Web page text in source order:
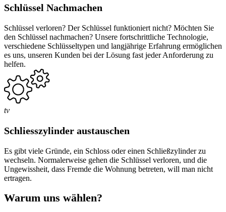
Schlüssel Nachmachen
Schlüssel verloren? Der Schlüssel funktioniert nicht? Möchten Sie
den Schlüssel nachmachen? Unsere fortschrittliche Technologie,
verschiedene Schlüsseltypen und langjährige Erfahrung ermöglichen
es uns, unseren Kunden bei der Lösung fast jeder Anforderung zu
helfen.
tv
Schliesszylinder austauschen
Es gibt viele Gründe, ein Schloss oder einen Schließzylinder zu
wechseln. Normalerweise gehen die Schlüssel verloren, und die
Ungewissheit, dass Fremde die Wohnung betreten, will man nicht
ertragen.
Warum uns wählen?